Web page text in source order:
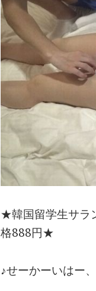
★韓国留学生サラ
格888円★
♪せーかーいはー